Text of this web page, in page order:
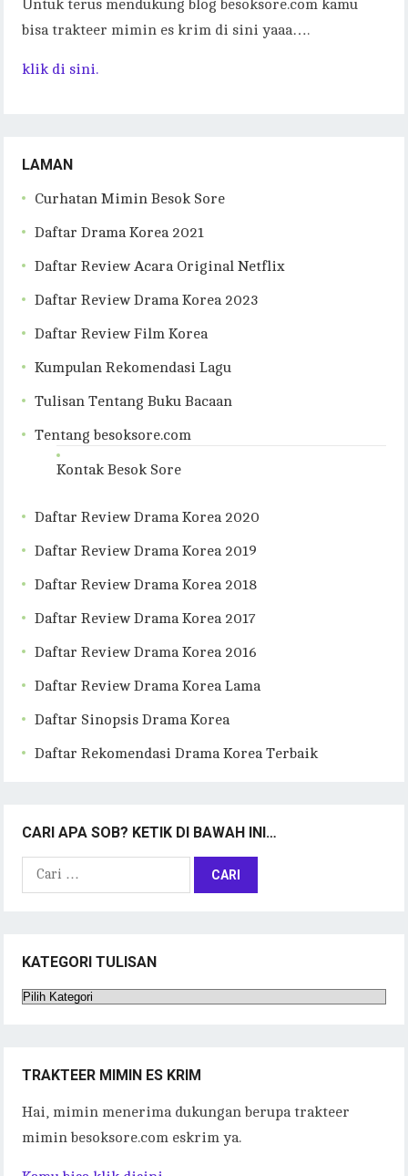
Untuk terus mendukung blog besoksore.com kamu
bisa trakteer mimin es krim di sini yaaa….
klik di sini.
LAMAN
Curhatan Mimin Besok Sore
Daftar Drama Korea 2021
Daftar Review Acara Original Netflix
Daftar Review Drama Korea 2023
Daftar Review Film Korea
Kumpulan Rekomendasi Lagu
Tulisan Tentang Buku Bacaan
Tentang besoksore.com
Kontak Besok Sore
Daftar Review Drama Korea 2020
Daftar Review Drama Korea 2019
Daftar Review Drama Korea 2018
Daftar Review Drama Korea 2017
Daftar Review Drama Korea 2016
Daftar Review Drama Korea Lama
Daftar Sinopsis Drama Korea
Daftar Rekomendasi Drama Korea Terbaik
CARI APA SOB? KETIK DI BAWAH INI…
Cari
KATEGORI TULISAN
Kategori
TRAKTEER MIMIN ES KRIM
Hai, mimin menerima dukungan berupa trakteer
mimin besoksore.com eskrim ya.